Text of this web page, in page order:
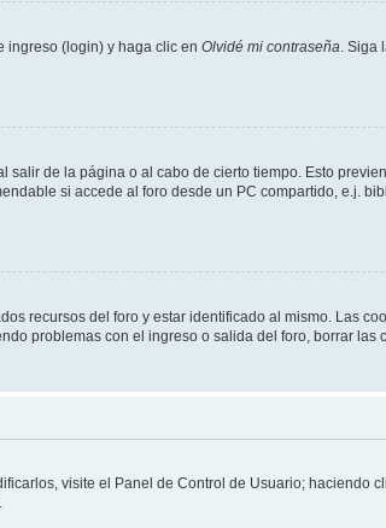
ingreso (login) y haga clic en Olvidé mi contraseña .
de la página o al cabo de cierto tiempo. Esto
si accede al foro desde un PC compartido, e.j.
recursos del foro y estar identificado al mismo. Las
problemas con el ingreso o salida del foro, borrar las
visite el Panel de Control de Usuario; haciendo